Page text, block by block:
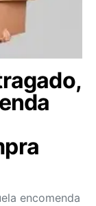
encomenda